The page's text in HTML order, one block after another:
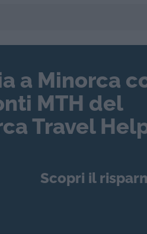
a Minorca
MTH del
Travel
Scopri il